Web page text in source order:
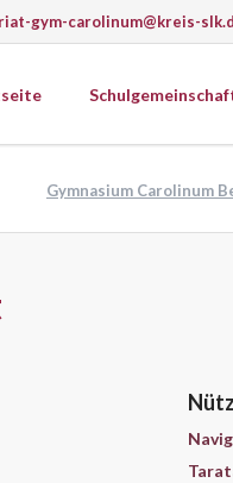
gym-carolinum@kreis-
Schulprogramm
Ethik
Gymnasium Carolinum